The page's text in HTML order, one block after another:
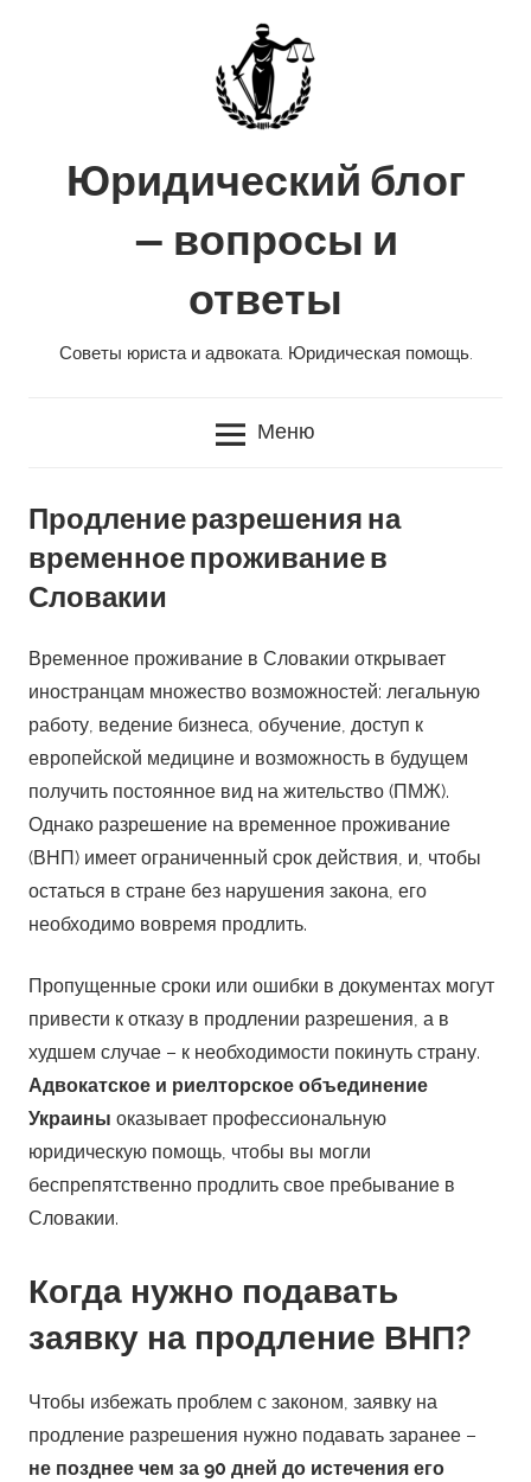
Юридический блог
— вопросы и
ответы
Советы юриста и адвоката. Юридическая помощь.
Меню
Продление разрешения на
временное проживание в
Словакии
Временное проживание в Словакии открывает
иностранцам множество возможностей: легальную
работу, ведение бизнеса, обучение, доступ к
европейской медицине и возможность в будущем
получить постоянное вид на жительство (ПМЖ).
Однако разрешение на временное проживание
(ВНП) имеет ограниченный срок действия, и, чтобы
остаться в стране без нарушения закона, его
необходимо вовремя продлить.
Пропущенные сроки или ошибки в документах могут
привести к отказу в продлении разрешения, а в
худшем случае – к необходимости покинуть страну.
Адвокатское и риелторское объединение
Украины оказывает профессиональную
юридическую помощь, чтобы вы могли
беспрепятственно продлить свое пребывание в
Словакии.
Когда нужно подавать
заявку на продление ВНП?
Чтобы избежать проблем с законом, заявку на
продление разрешения нужно подавать заранее –
не позднее чем за 90 дней до истечения его